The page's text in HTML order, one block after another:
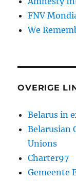
FNV
We
OVERIGE
Belarus in
Belarusian
Unions
Charter97
Gemeente